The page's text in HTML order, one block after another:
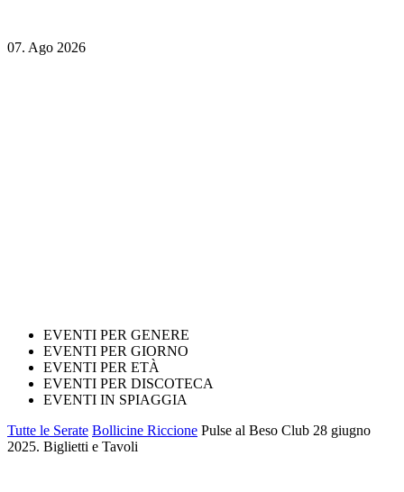
07. Ago 2026
EVENTI PER GENERE
EVENTI PER GIORNO
EVENTI PER ETÀ
EVENTI PER DISCOTECA
EVENTI IN SPIAGGIA
Tutte le Serate Bollicine Riccione Pulse al Beso Club 28 giugno
2025. Biglietti e Tavoli